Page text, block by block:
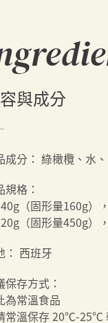
與成分
成分： 綠橄欖、水
規格：
（固形量160g）
（固形量450g）
西班牙
保存方式：
為常溫食品
常溫保存 20℃-25℃